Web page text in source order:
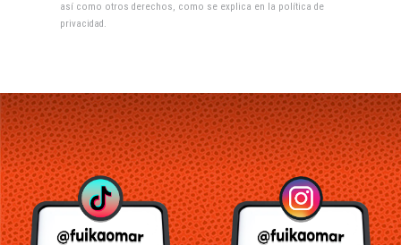
así como otros derechos, como se explica en la política de
privacidad .